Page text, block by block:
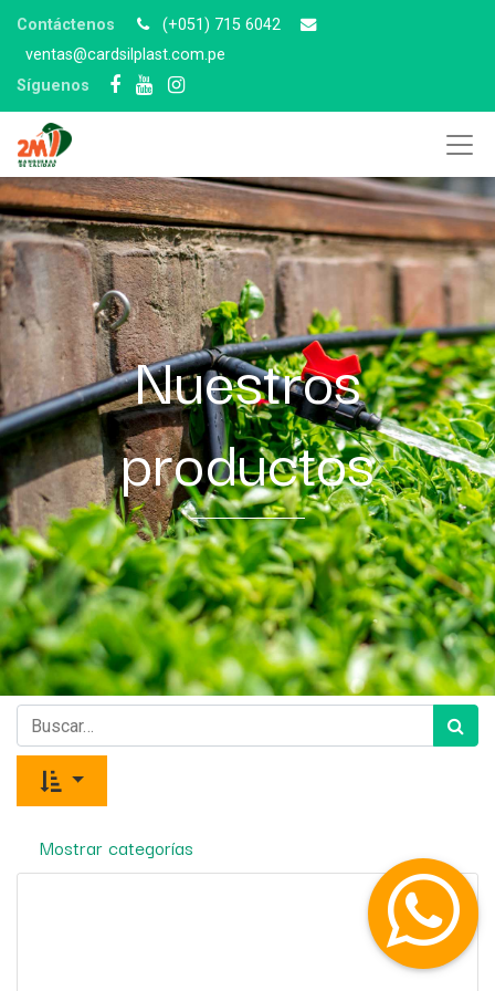
Contáctenos
(+051) 715 6042
ventas@cardsilplast.com.pe
Síguenos
Nuestros
productos
Mostrar categorías